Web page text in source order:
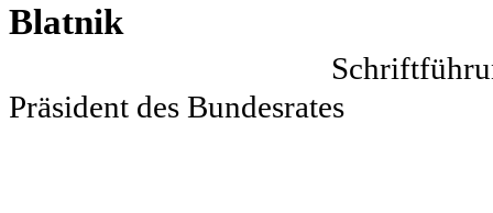
Präsident des Bundesrates